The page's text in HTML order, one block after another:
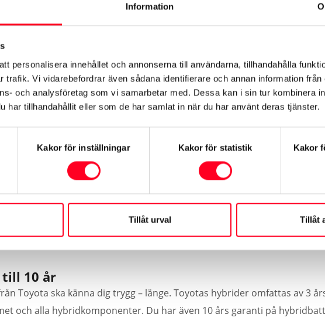
Information
personalisera innehållet och annonserna till användarna, tillhandahålla
trafik. Vi vidarebefordrar även sådana identifierare och annan information från
och analysföretag som vi samarbetar med. Dessa kan i sin tur kombinera
har tillhandahållit eller som de har samlat in när du har använt deras tjänster.
Kakor för inställningar Kakor för statistik Kakor
Tillåt urval Tillåt
hybridhälsokontroll
var 1.500:e mil) i samband med den vanliga underhållsservicen.
för någon annan Toyota-modell. Våra hybridtekniker använder unika
hybridsystemet – inget lämnas åt slumpen och vi undersöker, mäter
rapport där Toyotas servicetekniker går igenom din bils status
10 år
Toyota ska känna dig trygg – länge. Toyotas hybrider omfattas av 3
och alla hybridkomponenter. Du har även 10 års garanti på